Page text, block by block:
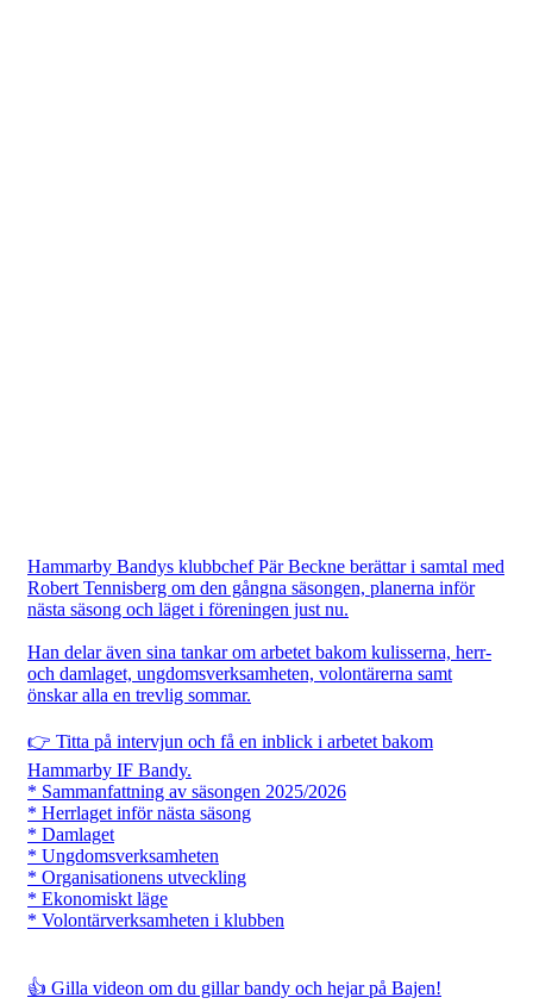
Hammarby Bandys klubbchef Pär Beckne berättar i samtal med
Robert Tennisberg om den gångna säsongen, planerna inför
nästa säsong och läget i föreningen just nu.
Han delar även sina tankar om arbetet bakom kulisserna, herr-
och damlaget, ungdomsverksamheten, volontärerna samt
önskar alla en trevlig sommar.
👉 Titta på intervjun och få en inblick i arbetet bakom
Hammarby IF Bandy.
* Sammanfattning av säsongen 2025/2026
* Herrlaget inför nästa säsong
* Damlaget
* Ungdomsverksamheten
* Organisationens utveckling
* Ekonomiskt läge
* Volontärverksamheten i klubben
👍 Gilla videon om du gillar bandy och hejar på Bajen!